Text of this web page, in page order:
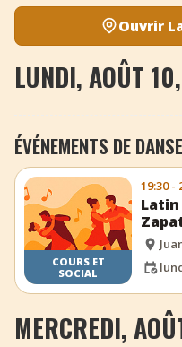
Ouvrir
LUNDI, AOÛT
ÉVÉNEMENTS DE
COURS ET
SOCIAL
19:30 -
Latin
MERCREDI,